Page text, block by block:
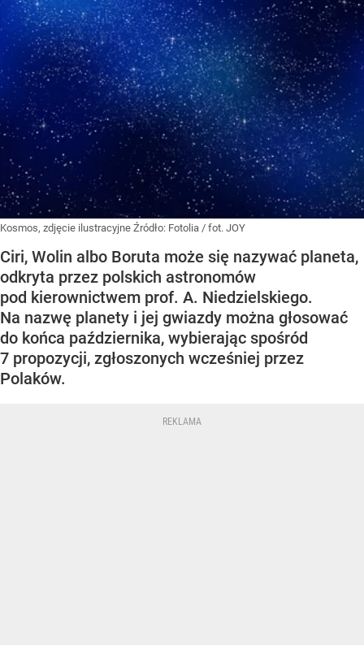
Kosmos, zdjęcie ilustracyjne Źródło: Fotolia / fot. JOY
Ciri, Wolin albo Boruta może się nazywać planeta,
odkryta przez polskich astronomów
pod kierownictwem prof. A. Niedzielskiego.
Na nazwę planety i jej gwiazdy można głosować
do końca października, wybierając spośród
7 propozycji, zgłoszonych wcześniej przez
Polaków.